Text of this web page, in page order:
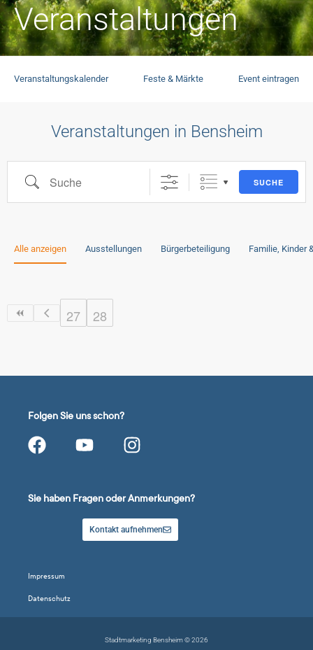
Veranstaltungen
Veranstaltungskalender Feste & Märkte Event eintragen
Veranstaltungen in Bensheim
SUCHE
Alle anzeigen Ausstellungen Bürgerbeteiligung Familie, Kinder
27 28
Folgen Sie uns schon?
Sie haben Fragen oder Anmerkungen?
Kontakt aufnehmen
Impressum
Datenschutz
Stadtmarketing Bensheim © 2026